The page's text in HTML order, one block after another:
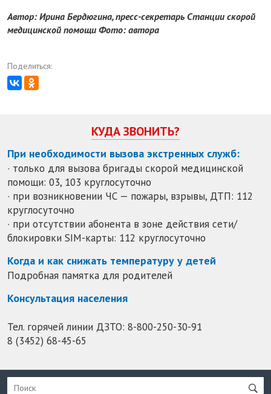
Автор: Ирина Бердюгина, пресс-секретарь Станции скорой
медицинской помощи Фото: автора
Поделиться:
КУДА ЗВОНИТЬ?
При необходимости вызова экстренных служб:
· только для вызова бригады скорой медицинской
помощи: 03, 103 круглосуточно
· при возникновении ЧС — пожары, взрывы, ДТП: 112
круглосуточно
· при отсутствии абонента в зоне действия сети/
блокировки SIM-карты: 112 круглосуточно
Когда и как снижать температуру у детей
Подробная памятка для родителей
Консультация населения
Тел. горячей линии ДЗТО: 8-800-250-30-91
8 (3452) 68-45-65